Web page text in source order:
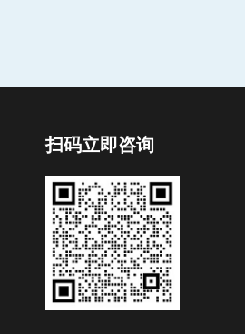
扫码立即咨询